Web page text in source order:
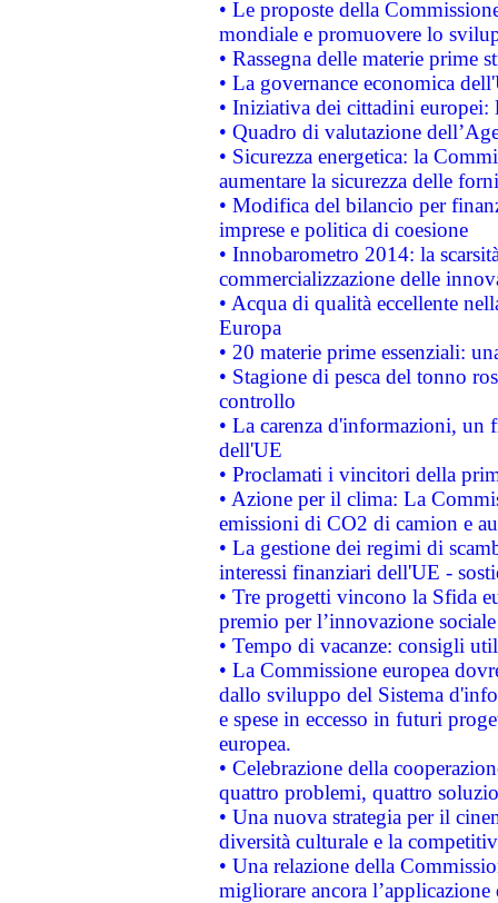
• Le proposte della
mondiale e promuovere lo
• Rassegna delle materie prime
• La governance economica
• Iniziativa dei cittadini
• Quadro di valutazione
• Sicurezza energetica: la
aumentare la sicurezza delle
• Modifica del bilancio per
imprese e politica di coesione
• Innobarometro 2014: la
commercializzazione delle
• Acqua di qualità eccellente
Europa
• 20 materie prime essenziali:
• Stagione di pesca del tonno
controllo
• La carenza d'informazioni, un
dell'UE
• Proclamati i vincitori della
• Azione per il clima: La
emissioni di CO2 di camion e
• La gestione dei regimi di
interessi finanziari dell'UE -
• Tre progetti vincono la Sfida
premio per l’innovazione sociale
• Tempo di vacanze: consigli
• La Commissione europea
dallo sviluppo del Sistema
e spese in eccesso in futuri
europea.
• Celebrazione della
quattro problemi, quattro
• Una nuova strategia per il
diversità culturale e la
• Una relazione della
migliorare ancora